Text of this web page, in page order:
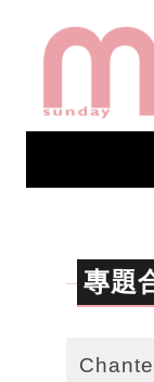
專題